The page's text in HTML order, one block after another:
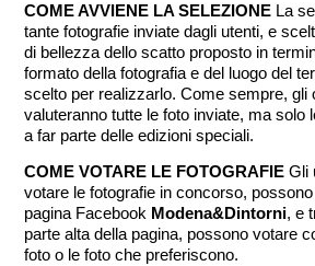
COME AVVIENE LA SELEZIONE La
tante fotografie inviate dagli utenti, e
di bellezza dello scatto proposto in
formato della fotografia e del luogo del
scelto per realizzarlo. Come sempre, gli
valuteranno tutte le foto inviate, ma solo
a far parte delle edizioni speciali.
COME VOTARE LE FOTOGRAFIE Gli
votare le fotografie in concorso,
pagina Facebook Modena&Dintorni, e
parte alta della pagina, possono votare
foto o le foto che preferiscono.